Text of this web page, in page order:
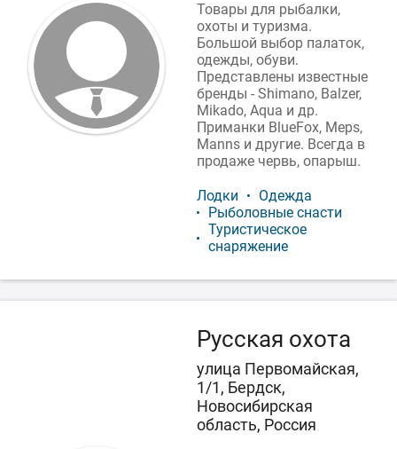
Товары для рыбалки,
охоты и туризма.
Большой выбор палаток,
одежды, обуви.
Представлены известные
бренды - Shimano, Balzer,
Mikado, Aqua и др.
Приманки BlueFox, Meps,
Manns и другие. Всегда в
продаже червь, опарыш.
Лодки
Одежда
Рыболовные снасти
Туристическое
снаряжение
Русская охота
улица Первомайская,
1/1, Бердск,
Новосибирская
область, Россия